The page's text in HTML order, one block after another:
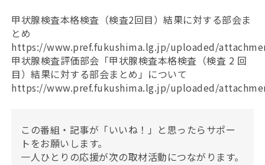
甲状腺検査本格検査（検査2回目）結果に対する部会ま
とめ
https://www.pref.fukushima.lg.jp/uploaded/
甲状腺検査評価部会「甲状腺検査本格検査（検査 2 回
目）結果に対する部会まとめ」について
https://www.pref.fukushima.lg.jp/uploaded/
この番組・記事が「いいね！」と思ったらサポー
トをお願いします。
一人ひとりの応援が次の取材活動につながります。